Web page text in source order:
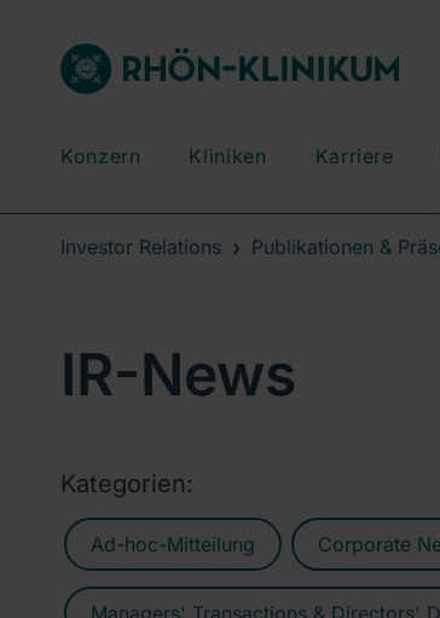
Konzern Kliniken Karriere
Investor Relations Publikationen &
IR-News
Kategorien:
Ad-hoc-Mitteilung Corporate
Managers' Transactions & Directors'